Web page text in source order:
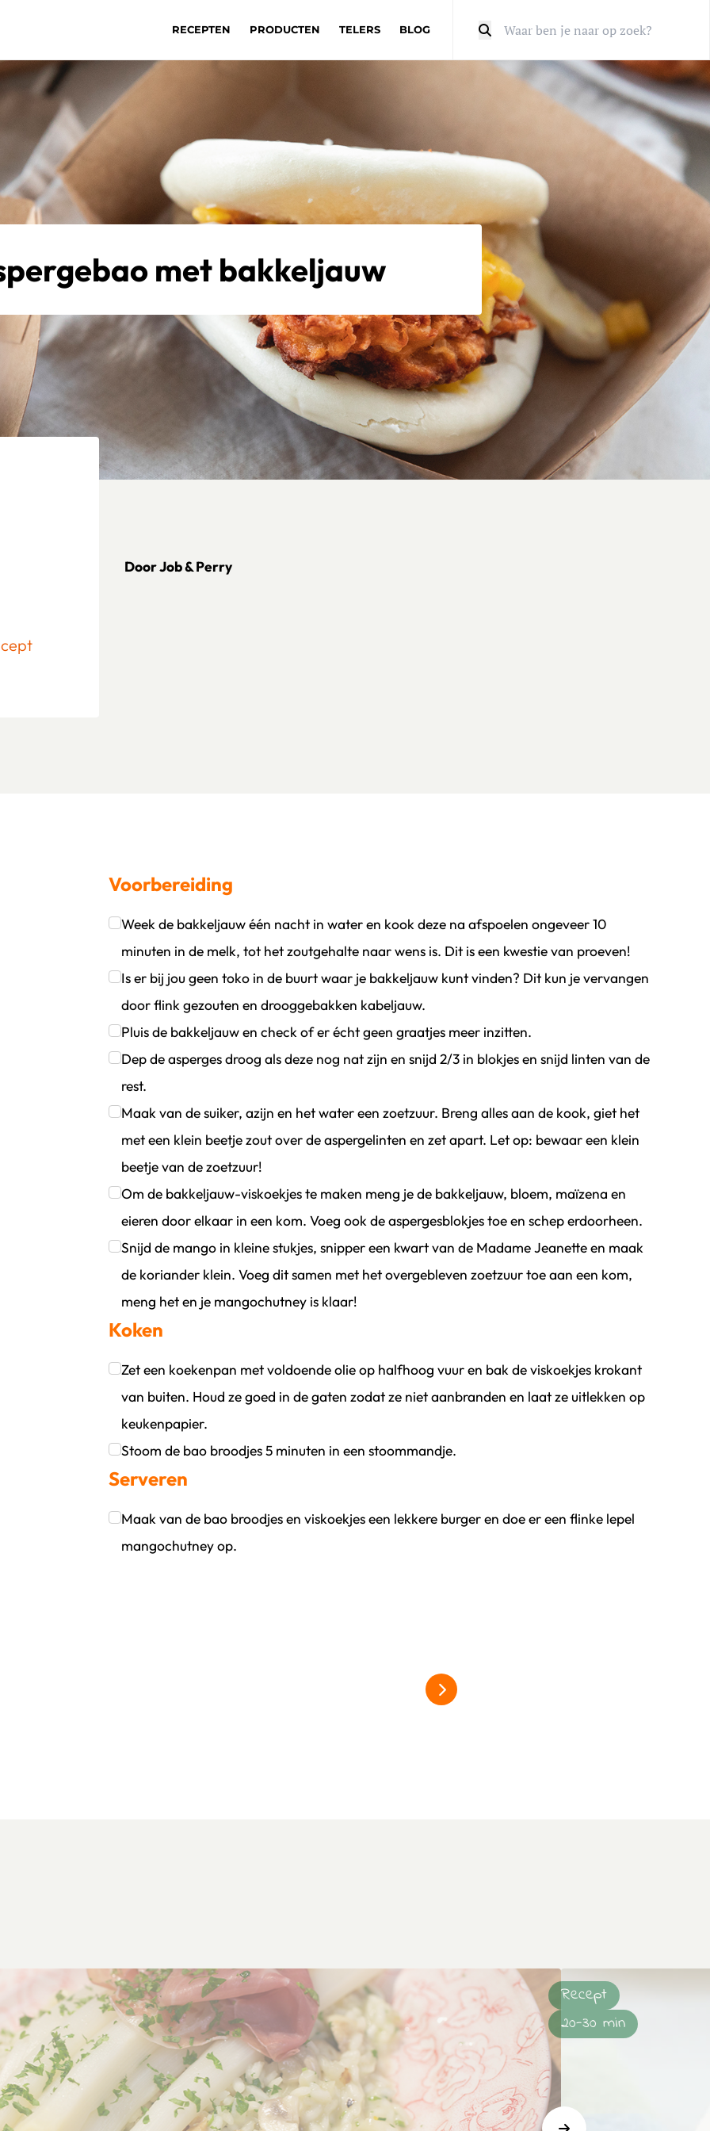
RECEPTEN PRODUCTEN TELERS BLOG
met bakkeljauw
Door Job & Perry
persoon
Voorbereiding
Week de bakkeljauw één nacht in water en kook deze na afspoelen ongeveer 10
minuten in de melk, tot het zoutgehalte naar wens is. Dit is een kwestie van proeven!
Klik om dit selectievakje aan te vinken
Is er bij jou geen toko in de buurt waar je bakkeljauw kunt vinden? Dit kun je vervangen
door flink gezouten en drooggebakken kabeljauw.
Klik om dit selectievakje aan te vinken
Pluis de bakkeljauw en check of er écht geen graatjes meer inzitten.
Klik om dit selectievakje aan te vinken
Dep de asperges droog als deze nog nat zijn en snijd 2/3 in blokjes en snijd linten van de
rest.
Klik om dit selectievakje aan te vinken
Maak van de suiker, azijn en het water een zoetzuur. Breng alles aan de kook, giet het
met een klein beetje zout over de aspergelinten en zet apart. Let op: bewaar een klein
beetje van de zoetzuur!
Klik om dit selectievakje aan te vinken
Om de bakkeljauw-viskoekjes te maken meng je de bakkeljauw, bloem, maïzena en
eieren door elkaar in een kom. Voeg ook de aspergesblokjes toe en schep erdoorheen.
Klik om dit selectievakje aan te vinken
Snijd de mango in kleine stukjes, snipper een kwart van de Madame Jeanette en maak
de koriander klein. Voeg dit samen met het overgebleven zoetzuur toe aan een kom,
meng het en je mangochutney is klaar!
Klik om dit selectievakje aan te vinken
Koken
Zet een koekenpan met voldoende olie op halfhoog vuur en bak de viskoekjes krokant
van buiten. Houd ze goed in de gaten zodat ze niet aanbranden en laat ze uitlekken op
keukenpapier.
Klik om dit selectievakje aan te vinken
Stoom de bao broodjes 5 minuten in een stoommandje.
Klik om dit selectievakje aan te vinken
Serveren
Maak van de bao broodjes en viskoekjes een lekkere burger en doe er een flinke lepel
mangochutney op.
alles over asperges
Recept
20-30 min